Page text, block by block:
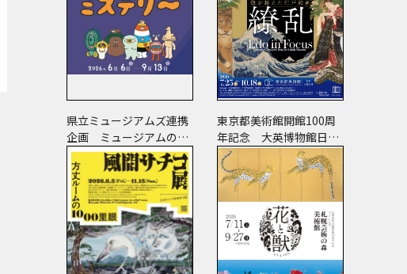
県立ミュージアムズ連携
企画 ミュージアムのミ
ステリー
東京都美術館開館100周
年記念 大英博物館日本
美術コレクション 百花
繚乱～海を越えた江戸絵
画